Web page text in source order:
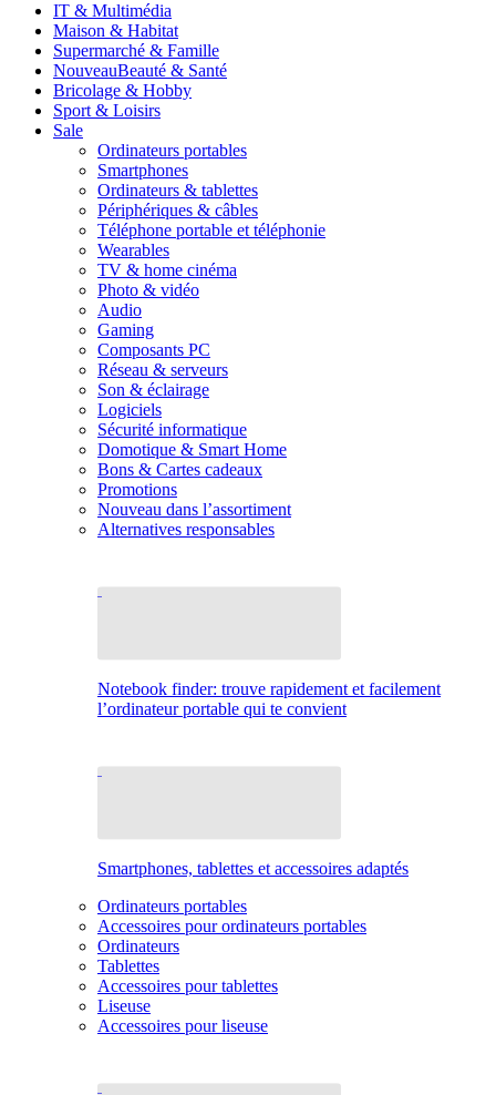
IT & Multimédia
Maison & Habitat
Supermarché & Famille
NouveauBeauté & Santé
Bricolage & Hobby
Sport & Loisirs
Sale
Ordinateurs portables
Smartphones
Ordinateurs & tablettes
Périphériques & câbles
Téléphone portable et téléphonie
Wearables
TV & home cinéma
Photo & vidéo
Audio
Gaming
Composants PC
Réseau & serveurs
Son & éclairage
Logiciels
Sécurité informatique
Domotique & Smart Home
Bons & Cartes cadeaux
Promotions
Nouveau dans l’assortiment
Alternatives responsables
Notebook finder: trouve rapidement et facilement
l’ordinateur portable qui te convient
Smartphones, tablettes et accessoires adaptés
Ordinateurs portables
Accessoires pour ordinateurs portables
Ordinateurs
Tablettes
Accessoires pour tablettes
Liseuse
Accessoires pour liseuse